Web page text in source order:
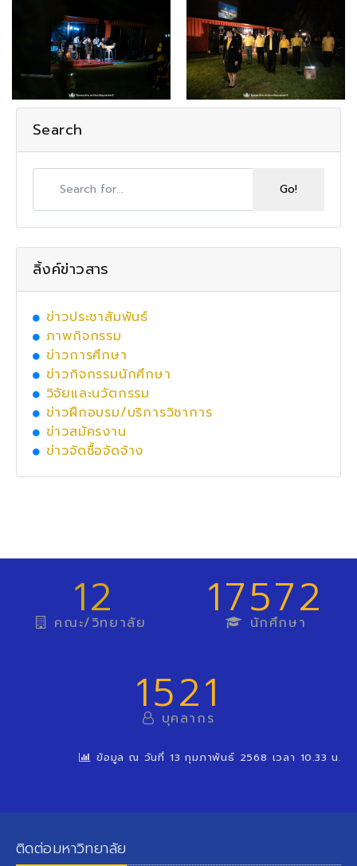
Search
ลิ้งค์ข่าวสาร
ข่าวประชาสัมพันธ์
ภาพกิจกรรม
ข่าวการศึกษา
ข่าวกิจกรรมนักศึกษา
วิจัยและนวัตกรรม
ข่าวฝึกอบรม/บริการวิชาการ
ข่าวสมัครงาน
ข่าวจัดซื้อจัดจ้าง
12
คณะ/วิทยาลัย 17572
นักศึกษา
1521
บุคลากร
ข้อมูล ณ วันที่ 13 กุมภาพันธ์ 2568 เวลา 10.33 น.
ติดต่อมหาวิทยาลัย